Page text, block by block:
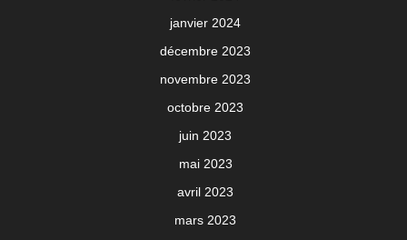
janvier 2024
décembre 2023
novembre 2023
octobre 2023
juin 2023
mai 2023
avril 2023
mars 2023